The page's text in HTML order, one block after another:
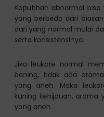
Keputihan abnormal
yang berbeda dari
dari yang normal mulai
serta konsistensinya.
Jika leukore normal
bening, tidak ada
yang aneh. Maka
kuning kehijauan, aroma
yang aneh.